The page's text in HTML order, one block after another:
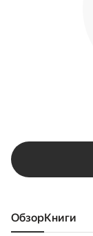
Обзор книги